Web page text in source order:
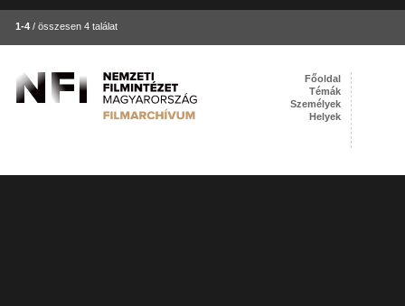
1-4 / összesen 4 találat
Főoldal
Témák
Személyek
Helyek